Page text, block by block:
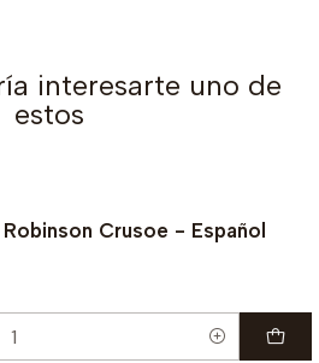
interesarte uno de
estos
Crusoe - Español